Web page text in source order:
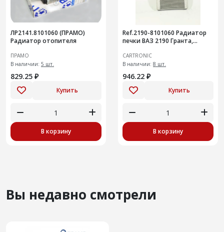
ЛР2141.8101060 (ПРАМО)
Радиатор отопителя
ПРАМО
В наличии: 5 шт.
829.25 ₽
Купить
В корзину
Ref.2190-8101060 Радиатор
печки ВАЗ 2190 Гранта,
CARTRONIC
В наличии: 8 шт.
946.22 ₽
Купить
В корзину
Вы недавно смотрели